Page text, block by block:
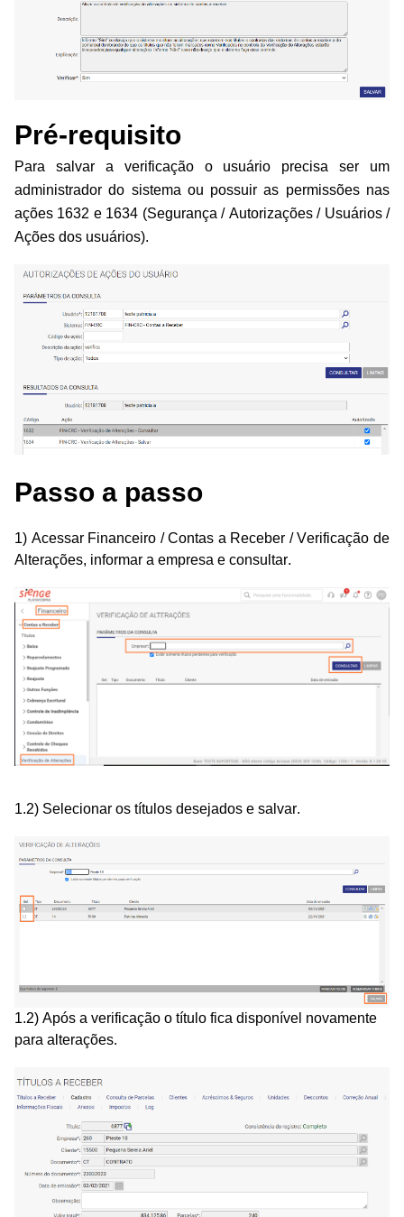
Pré-requisito
Para salvar a verificação o usuário precisa ser um
administrador do sistema ou possuir as permissões nas
ações 1632 e 1634 (Segurança / Autorizações / Usuários /
Ações dos usuários).
Passo a passo
1) Acessar Financeiro / Contas a Receber / Verificação de
Alterações, informar a empresa e consultar.
1.2) Selecionar os títulos desejados e salvar.
1.2) Após a verificação o título fica disponível novamente
para alterações.